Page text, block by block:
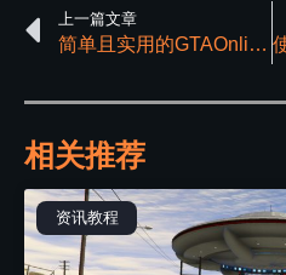
上一篇文章
简单且实用的GTAOnline辅助都具备哪些特点？
相关推荐
资讯教程